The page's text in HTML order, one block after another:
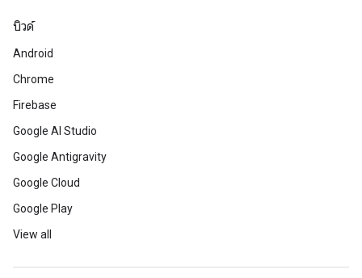
บิวด์
Android
Chrome
Firebase
Google AI Studio
Google Antigravity
Google Cloud
Google Play
View all